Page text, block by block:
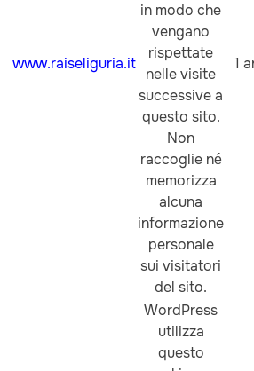
www.raiseliguria.it
in modo che
vengano
rispettate
nelle visite
successive a
questo sito.
Non
raccoglie né
memorizza
alcuna
informazione
personale
sui visitatori
del sito.
1
WordPress
utilizza
questo